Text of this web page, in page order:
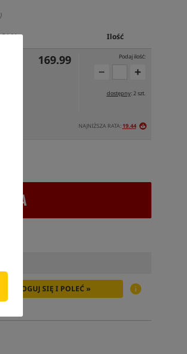
PLN Ilość
169.99 Podaj ilość:
dostępny: 2 szt.
NAJNIŻSZA RATA: 19.44
ZALOGUJ SIĘ I POLEĆ »